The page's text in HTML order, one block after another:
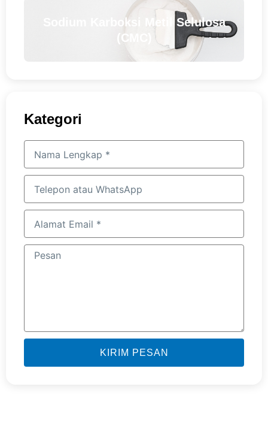
Sodium Karboksi Metil Selulosa
(CMC)
Kategori
Lengkap
atau
email
Pesan
KIRIM PESAN